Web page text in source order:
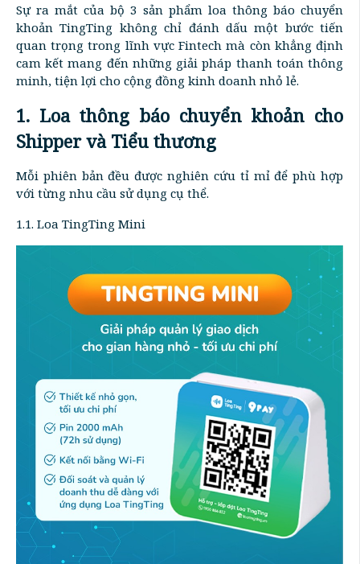
Sự ra mắt của bộ 3 sản phẩm loa thông báo chuyển
khoản TingTing không chỉ đánh dấu một bước tiến
quan trọng trong lĩnh vực Fintech mà còn khẳng định
cam kết mang đến những giải pháp thanh toán thông
minh, tiện lợi cho cộng đồng kinh doanh nhỏ lẻ.
1. Loa thông báo chuyển khoản cho
Shipper và Tiểu thương
Mỗi phiên bản đều được nghiên cứu tỉ mỉ để phù hợp
với từng nhu cầu sử dụng cụ thể.
1.1. Loa TingTing Mini